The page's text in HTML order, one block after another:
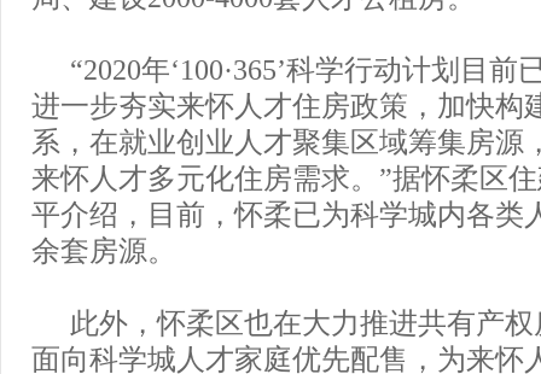
“2020年‘100·365’科学行动计划目前
进一步夯实来怀人才住房政策，加快构
系，在就业创业人才聚集区域筹集房源
来怀人才多元化住房需求。”据怀柔区
平介绍，目前，怀柔已为科学城内各类
余套房源。
此外，怀柔区也在大力推进共有产
面向科学城人才家庭优先配售，为来怀